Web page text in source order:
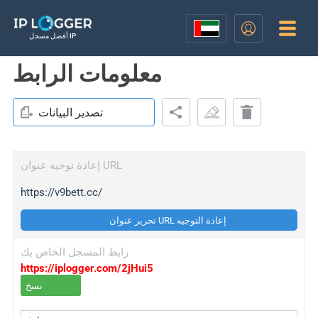
أفضل مسجل IP
معلومات الرابط
تصدير البيانات
إعادة توجيه عنوان URL
https://v9bett.cc/
تحرير عنوان URL إعادة التوجيه
رابط المسجل الخاص بك
https://iplogger.com/2jHui5
نسخ